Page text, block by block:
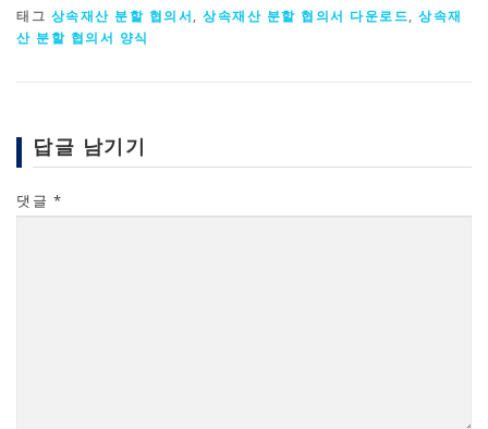
태그 상속재산 분할 협의서, 상속재산 분할 협의서 다운로드, 상속재
산 분할 협의서 양식
답글 남기기
댓글 *